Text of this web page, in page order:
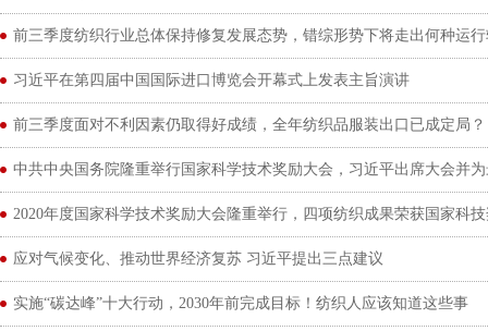
前三季度纺织行业总体保持修复发展态势，错综形势下将走出何种运
习近平在第四届中国国际进口博览会开幕式上发表主旨演讲
前三季度面对不利因素仍取得好成绩，全年纺织品服装出口已成定局？
中共中央国务院隆重举行国家科学技术奖励大会，习近平出席大会并
2020年度国家科学技术奖励大会隆重举行，四项纺织成果荣获国家科
应对气候变化、推动世界经济复苏 习近平提出三点建议
实施“碳达峰”十大行动，2030年前完成目标！纺织人应该知道这些事